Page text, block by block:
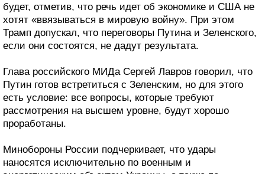
будет, отметив, что речь идет об экономике и США не
хотят «ввязываться в мировую войну». При этом
Трамп допускал, что переговоры Путина и Зеленского,
если они состоятся, не дадут результата.
Глава российского МИДа Сергей Лавров говорил, что
Путин готов встретиться с Зеленским, но для этого
есть условие: все вопросы, которые требуют
рассмотрения на высшем уровне, будут хорошо
проработаны.
Минобороны России подчеркивает, что удары
наносятся исключительно по военным и